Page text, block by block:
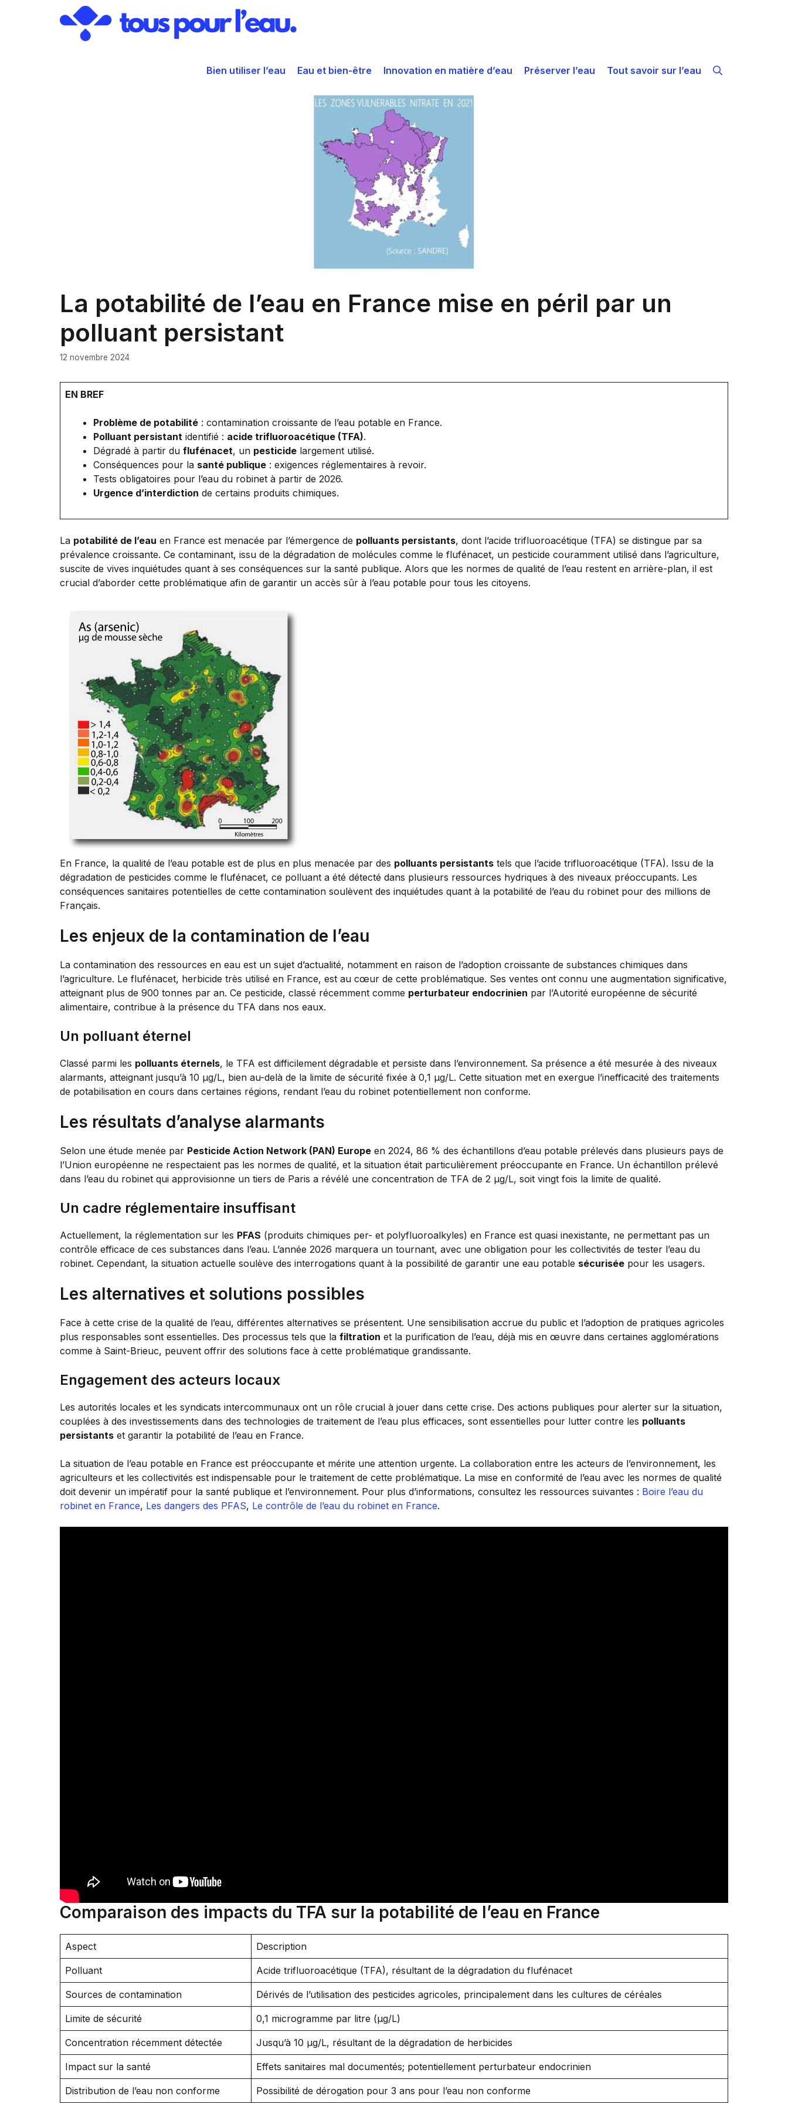
Bien utiliser l’eau Eau et bien-être Innovation en matière d’eau Préserver l’eau Tout savoir sur l’eau
La potabilité de l’eau en France mise en péril par un
polluant persistant
12 novembre 2024
EN BREF
Problème de potabilité : contamination croissante de l’eau potable en France.
Polluant persistant identifié : acide trifluoroacétique (TFA).
Dégradé à partir du flufénacet, un pesticide largement utilisé.
Conséquences pour la santé publique : exigences réglementaires à revoir.
Tests obligatoires pour l’eau du robinet à partir de 2026.
Urgence d’interdiction de certains produits chimiques.
La potabilité de l’eau en France est menacée par l’émergence de polluants persistants, dont l’acide trifluoroacétique (TFA) se distingue par sa
prévalence croissante. Ce contaminant, issu de la dégradation de molécules comme le flufénacet, un pesticide couramment utilisé dans l’agriculture,
suscite de vives inquiétudes quant à ses conséquences sur la santé publique. Alors que les normes de qualité de l’eau restent en arrière-plan, il est
crucial d’aborder cette problématique afin de garantir un accès sûr à l’eau potable pour tous les citoyens.
En France, la qualité de l’eau potable est de plus en plus menacée par des polluants persistants tels que l’acide trifluoroacétique (TFA). Issu de la
dégradation de pesticides comme le flufénacet, ce polluant a été détecté dans plusieurs ressources hydriques à des niveaux préoccupants. Les
conséquences sanitaires potentielles de cette contamination soulèvent des inquiétudes quant à la potabilité de l’eau du robinet pour des millions de
Français.
Les enjeux de la contamination de l’eau
La contamination des ressources en eau est un sujet d’actualité, notamment en raison de l’adoption croissante de substances chimiques dans
l’agriculture. Le flufénacet, herbicide très utilisé en France, est au cœur de cette problématique. Ses ventes ont connu une augmentation significative,
atteignant plus de 900 tonnes par an. Ce pesticide, classé récemment comme perturbateur endocrinien par l’Autorité européenne de sécurité
alimentaire, contribue à la présence du TFA dans nos eaux.
Un polluant éternel
Classé parmi les polluants éternels, le TFA est difficilement dégradable et persiste dans l’environnement. Sa présence a été mesurée à des niveaux
alarmants, atteignant jusqu’à 10 µg/L, bien au-delà de la limite de sécurité fixée à 0,1 µg/L. Cette situation met en exergue l’inefficacité des traitements
de potabilisation en cours dans certaines régions, rendant l’eau du robinet potentiellement non conforme.
Les résultats d’analyse alarmants
Selon une étude menée par Pesticide Action Network (PAN) Europe en 2024, 86 % des échantillons d’eau potable prélevés dans plusieurs pays de
l’Union européenne ne respectaient pas les normes de qualité, et la situation était particulièrement préoccupante en France. Un échantillon prélevé
dans l’eau du robinet qui approvisionne un tiers de Paris a révélé une concentration de TFA de 2 µg/L, soit vingt fois la limite de qualité.
Un cadre réglementaire insuffisant
Actuellement, la réglementation sur les PFAS (produits chimiques per- et polyfluoroalkyles) en France est quasi inexistante, ne permettant pas un
contrôle efficace de ces substances dans l’eau. L’année 2026 marquera un tournant, avec une obligation pour les collectivités de tester l’eau du
robinet. Cependant, la situation actuelle soulève des interrogations quant à la possibilité de garantir une eau potable sécurisée pour les usagers.
Les alternatives et solutions possibles
Face à cette crise de la qualité de l’eau, différentes alternatives se présentent. Une sensibilisation accrue du public et l’adoption de pratiques agricoles
plus responsables sont essentielles. Des processus tels que la filtration et la purification de l’eau, déjà mis en œuvre dans certaines agglomérations
comme à Saint-Brieuc, peuvent offrir des solutions face à cette problématique grandissante.
Engagement des acteurs locaux
Les autorités locales et les syndicats intercommunaux ont un rôle crucial à jouer dans cette crise. Des actions publiques pour alerter sur la situation,
couplées à des investissements dans des technologies de traitement de l’eau plus efficaces, sont essentielles pour lutter contre les polluants
persistants et garantir la potabilité de l’eau en France.
La situation de l’eau potable en France est préoccupante et mérite une attention urgente. La collaboration entre les acteurs de l’environnement, les
agriculteurs et les collectivités est indispensable pour le traitement de cette problématique. La mise en conformité de l’eau avec les normes de qualité
doit devenir un impératif pour la santé publique et l’environnement. Pour plus d’informations, consultez les ressources suivantes : Boire l’eau du
robinet en France, Les dangers des PFAS, Le contrôle de l’eau du robinet en France.
Comparaison des impacts du TFA sur la potabilité de l’eau en France
Aspect Description
Polluant Acide trifluoroacétique (TFA), résultant de la dégradation du flufénacet
Sources de contamination Dérivés de l’utilisation des pesticides agricoles, principalement dans les cultures de céréales
Limite de sécurité 0,1 microgramme par litre (µg/L)
Concentration récemment détectée Jusqu’à 10 µg/L, résultant de la dégradation de herbicides
Impact sur la santé Effets sanitaires mal documentés; potentiellement perturbateur endocrinien
Distribution de l’eau non conforme Possibilité de dérogation pour 3 ans pour l’eau non conforme